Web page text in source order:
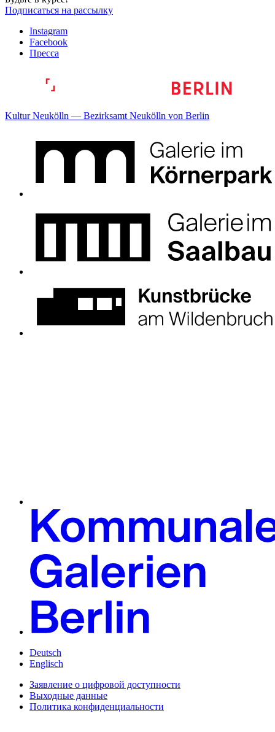
Подписаться на рассылку
Instagram
Facebook
Пресса
Kultur Neukölln — Bezirksamt Neukölln von Berlin
Deutsch
Englisch
Заявление о цифровой доступности
Выходные данные
Политика конфиденциальности